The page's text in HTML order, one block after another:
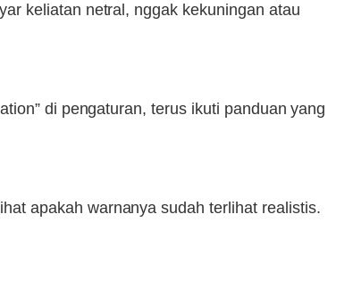
keliatan netral, nggak kekuningan atau
di pengaturan, terus ikuti panduan yang
apakah warnanya sudah terlihat realistis.